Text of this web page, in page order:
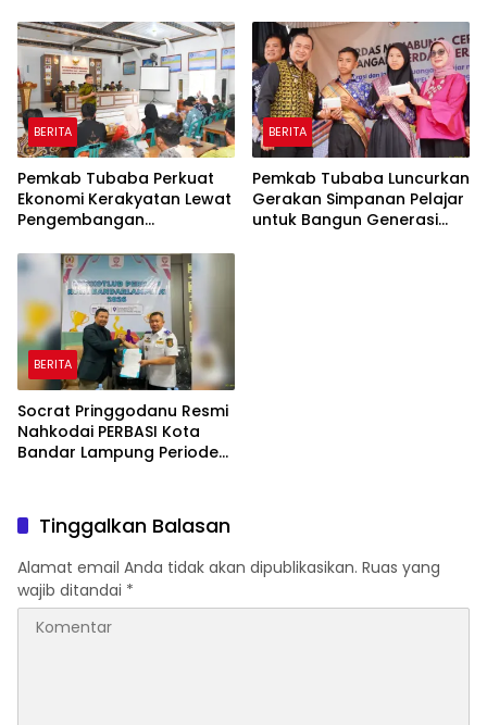
BERITA
Pemkab Tubaba Perkuat
Ekonomi Kerakyatan Lewat
Pengembangan
Penyaluran KUR
BERITA
Pemkab Tubaba Luncurkan
Gerakan Simpanan Pelajar
untuk Bangun Generasi
BERITA
Socrat Pringgodanu Resmi
Nahkodai PERBASI Kota
Bandar Lampung Periode
Tinggalkan Balasan
Alamat email Anda tidak akan dipublikasikan. Ruas yang
wajib ditandai *